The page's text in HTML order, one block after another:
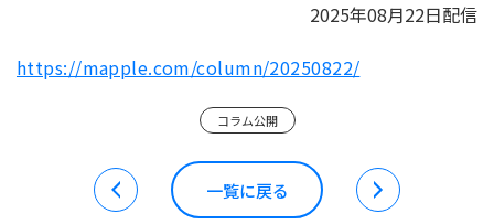
2025年08月22日配信
https://mapple.com/column/20250822/
コラム公開
一覧に戻る